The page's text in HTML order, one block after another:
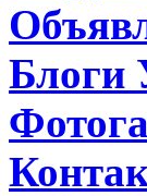
Блоги